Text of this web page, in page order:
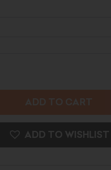
ADD TO CART
ADD TO WISHLIST